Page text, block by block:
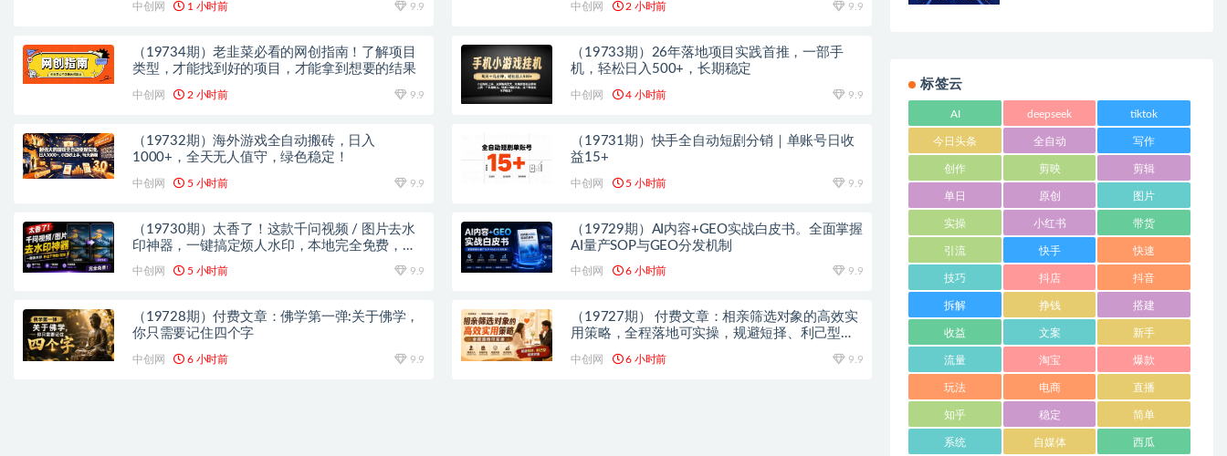
中创网 1 小时前 9.9 中创网 2 小时前 9.9
（19734期）老韭菜必看的网创指南！了解项目
类型，才能找到好的项目，才能拿到想要的结果
中创网 2 小时前 9.9
（19733期）26年落地项目实践首推，一部手
机，轻松日入500+，长期稳定
中创网 4 小时前 9.9
（19732期）海外游戏全自动搬砖，日入
1000+，全天无人值守，绿色稳定！
中创网 5 小时前 9.9
（19731期）快手全自动短剧分销｜单账号日收
益15+
中创网 5 小时前 9.9
（19730期）太香了！这款千问视频 / 图片去水
印神器，一键搞定烦人水印，本地完全免费，浏
中创网 5 小时前 9.9
（19729期）AI内容+GEO实战白皮书。全面掌握
AI量产SOP与GEO分发机制
中创网 6 小时前 9.9
（19728期）付费文章：佛学第一弹:关于佛学，
你只需要记住四个字
中创网 6 小时前 9.9
（19727期） 付费文章：相亲筛选对象的高效实
用策略，全程落地可实操，规避短择、利己型相
中创网 6 小时前 9.9
标签云
AI deepseek tiktok
今日头条 全自动 写作
创作 剪映 剪辑
单日 原创 图片
实操 小红书 带货
引流 快手 快速
技巧 抖店 抖音
拆解 挣钱 搭建
收益 文案 新手
流量 淘宝 爆款
玩法 电商 直播
知乎 稳定 简单
系统 自媒体 西瓜